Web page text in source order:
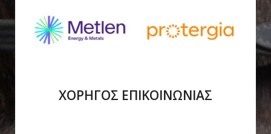
ΧΟΡΗΓΟΣ ΕΠΙΚΟΙΝΩΝΙΑΣ